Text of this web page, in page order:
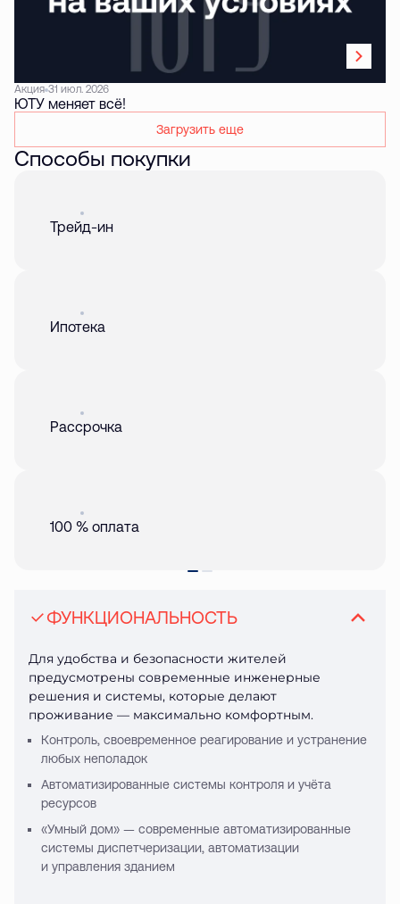
Акция 31 июл. 2026
ЮТУ меняет всё!
Загрузить еще
Способы покупки
Трейд-ин
Ипотека
Рассрочка
100 % оплата
ФУНКЦИОНАЛЬНОСТЬ
Для удобства и безопасности жителей
предусмотрены современные инженерные
решения и системы, которые делают
проживание — максимально комфортным.
Контроль, своевременное реагирование и устранение
любых неполадок
Автоматизированные системы контроля и учёта
ресурсов
«Умный дом» — современные автоматизированные
системы диспетчеризации, автоматизации
и управления зданием